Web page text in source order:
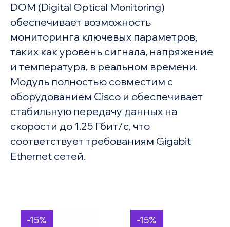
DOM (Digital Optical Monitoring)
обеспечивает возможность
мониторинга ключевых параметров,
таких как уровень сигнала, напряжение
и температура, в реальном времени.
Модуль полностью совместим с
оборудованием Cisco и обеспечивает
стабильную передачу данных на
скорости до 1.25 Гбит/с, что
соответствует требованиям Gigabit
Ethernet сетей.
-15% -15%